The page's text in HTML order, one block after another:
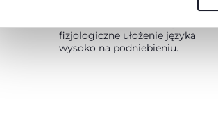
fizjologiczne ułożenie języka
wysoko na podniebieniu.